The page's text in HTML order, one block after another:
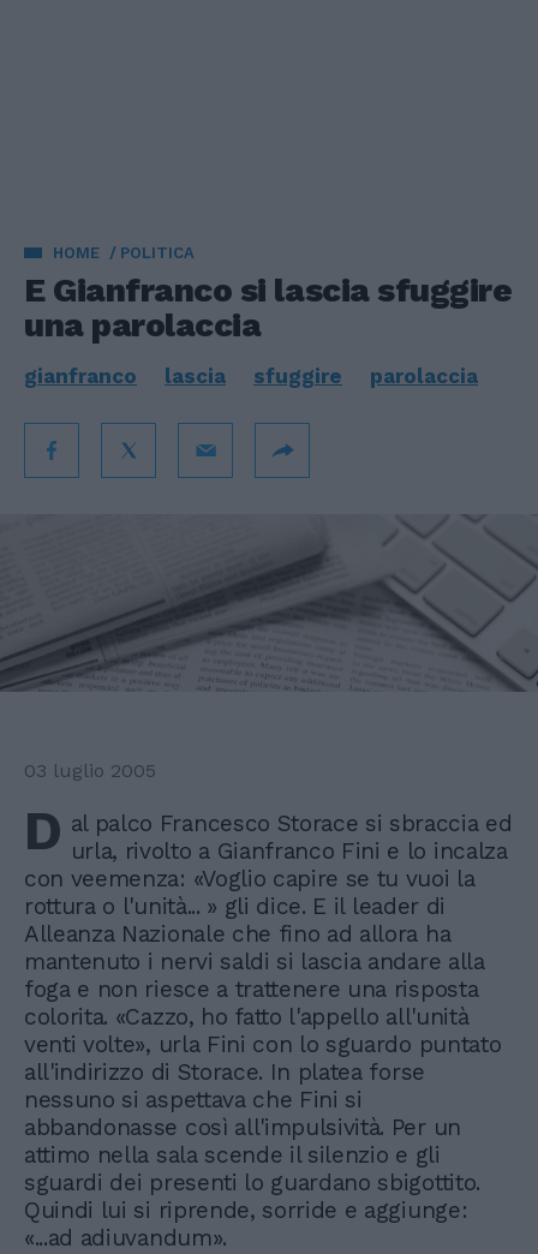
HOME POLITICA
E Gianfranco si lascia sfuggire
una parolaccia
gianfranco lascia sfuggire parolaccia
03 luglio 2005
D al palco Francesco Storace si sbraccia ed
urla, rivolto a Gianfranco Fini e lo incalza
con veemenza: «Voglio capire se tu vuoi la
rottura o l'unità... » gli dice. E il leader di
Alleanza Nazionale che fino ad allora ha
mantenuto i nervi saldi si lascia andare alla
foga e non riesce a trattenere una risposta
colorita. «Cazzo, ho fatto l'appello all'unità
venti volte», urla Fini con lo sguardo puntato
all'indirizzo di Storace. In platea forse
nessuno si aspettava che Fini si
abbandonasse così all'impulsività. Per un
attimo nella sala scende il silenzio e gli
sguardi dei presenti lo guardano sbigottito.
Quindi lui si riprende, sorride e aggiunge:
«...ad adiuvandum».